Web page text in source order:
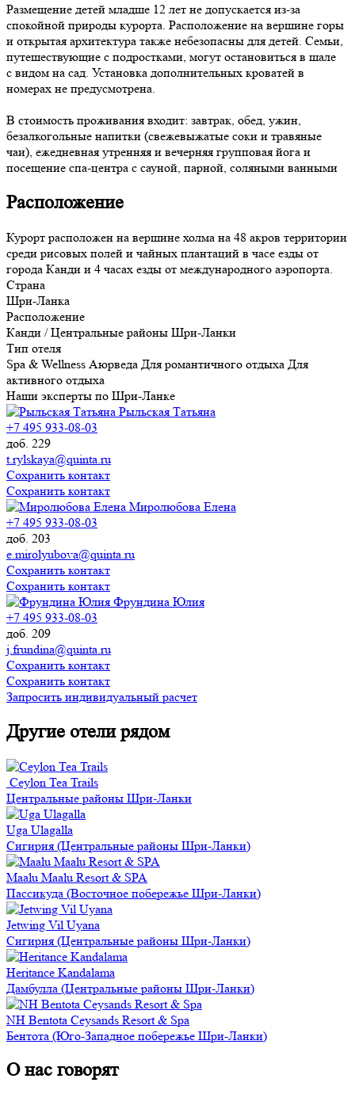
Размещение детей младше 12 лет не допускается из-за
спокойной природы курорта. Расположение на вершине горы
и открытая архитектура также небезопасны для детей. Семьи,
путешествующие с подростками, могут остановиться в шале
с видом на сад. Установка дополнительных кроватей в
номерах не предусмотрена.
В стоимость проживания входит: завтрак, обед, ужин,
безалкогольные напитки (свежевыжатые соки и травяные
чаи), ежедневная утренняя и вечерняя групповая йога и
посещение спа-центра с сауной, парной, соляными ванными
Расположение
Курорт расположен на вершине холма на 48 акров территории
среди рисовых полей и чайных плантаций в часе езды от
города Канди и 4 часах езды от международного аэропорта.
Страна
Шри-Ланка
Расположение
Канди / Центральные районы Шри-Ланки
Тип отеля
Spa & Wellness Аюрведа Для романтичного отдыха Для
активного отдыха
Наши эксперты по Шри-Ланке
Рыльская Татьяна
+7 495 933-08-03
доб. 229
t.rylskaya@quinta.ru
Сохранить контакт
Сохранить контакт
Миролюбова Елена
+7 495 933-08-03
доб. 203
e.mirolyubova@quinta.ru
Сохранить контакт
Сохранить контакт
Фрундина Юлия
+7 495 933-08-03
доб. 209
j.frundina@quinta.ru
Сохранить контакт
Сохранить контакт
Запросить индивидуальный расчет
Другие отели рядом
Ceylon Tea Trails
Центральные районы Шри-Ланки
Uga Ulagalla
Сигирия (Центральные районы Шри-Ланки)
Maalu Maalu Resort & SPA
Пассикуда (Восточное побережье Шри-Ланки)
Jetwing Vil Uyana
Сигирия (Центральные районы Шри-Ланки)
Heritance Kandalama
Дамбулла (Центральные районы Шри-Ланки)
NH Bentota Ceysands Resort & Spa
Бентота (Юго-Западное побережье Шри-Ланки)
О нас говорят